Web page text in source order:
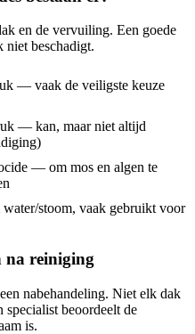
en de vervuiling. Een goede
niet beschadigt.
— vaak de veiligste keuze
— kan, maar niet altijd
— om mos en algen te
stoom, vaak gebruikt voor
na reiniging
nabehandeling. Niet elk dak
beoordeelt de
is.